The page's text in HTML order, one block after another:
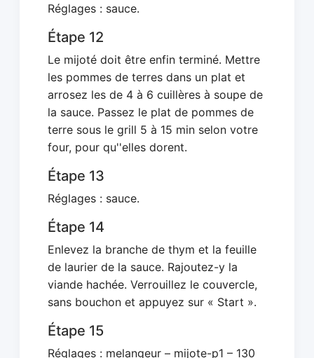
Réglages : sauce.
Étape 12
Le mijoté doit être enfin terminé. Mettre
les pommes de terres dans un plat et
arrosez les de 4 à 6 cuillères à soupe de
la sauce. Passez le plat de pommes de
terre sous le grill 5 à 15 min selon votre
four, pour qu''elles dorent.
Étape 13
Réglages : sauce.
Étape 14
Enlevez la branche de thym et la feuille
de laurier de la sauce. Rajoutez-y la
viande hachée. Verrouillez le couvercle,
sans bouchon et appuyez sur « Start ».
Étape 15
Réglages : melangeur – mijote-p1 – 130